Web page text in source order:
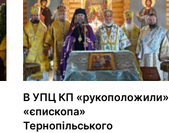
В УПЦ КП «рукоположили»
«єпископа»
Тернопільського